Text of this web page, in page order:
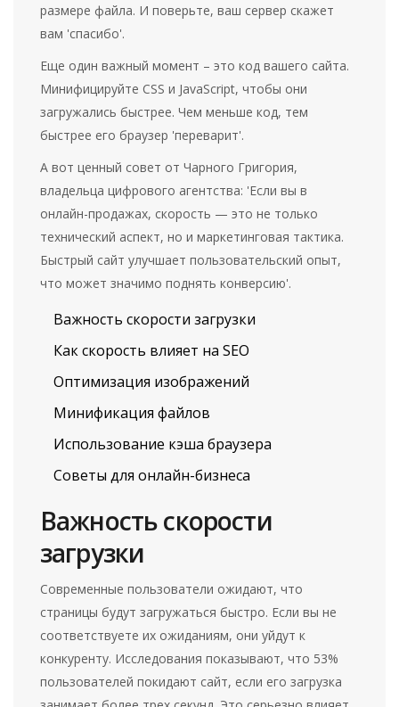
размере файла. И поверьте, ваш сервер скажет
вам 'спасибо'.
Еще один важный момент – это код вашего сайта.
Минифицируйте CSS и JavaScript, чтобы они
загружались быстрее. Чем меньше код, тем
быстрее его браузер 'переварит'.
А вот ценный совет от Чарного Григория,
владельца цифрового агентства: 'Если вы в
онлайн-продажах, скорость — это не только
технический аспект, но и маркетинговая тактика.
Быстрый сайт улучшает пользовательский опыт,
что может значимо поднять конверсию'.
Важность скорости загрузки
Как скорость влияет на SEO
Оптимизация изображений
Минификация файлов
Использование кэша браузера
Советы для онлайн-бизнеса
Важность скорости
загрузки
Современные пользователи ожидают, что
страницы будут загружаться быстро. Если вы не
соответствуете их ожиданиям, они уйдут к
конкуренту. Исследования показывают, что 53%
пользователей покидают сайт, если его загрузка